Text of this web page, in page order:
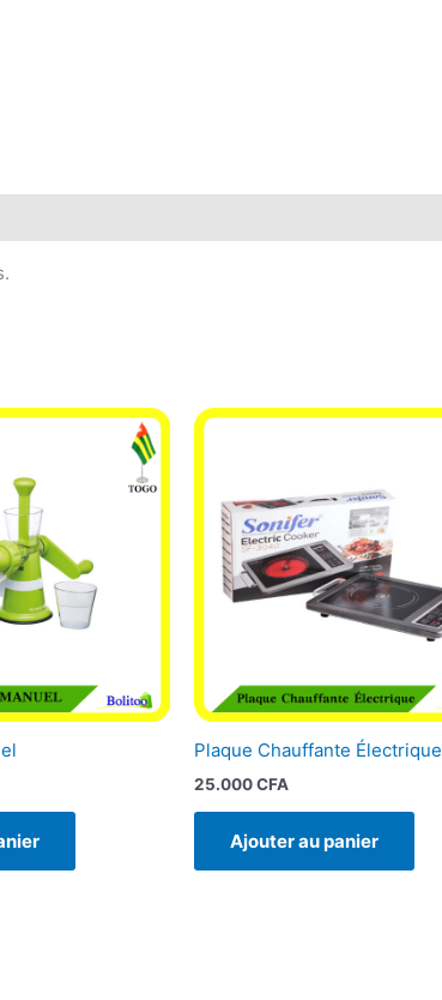
Plaque Chauffante Électrique
25.000CFA
Ajouter au panier